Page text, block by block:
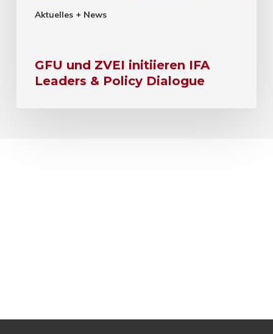
Aktuelles + News
GFU und ZVEI initiieren IFA
Leaders & Policy Dialogue